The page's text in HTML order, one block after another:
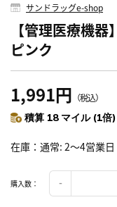
サンドラッグe-shop
【管理医療機
ピンク
1,991円 （税込）
積算 18 マイル (1倍)
在庫 通常: 2～4営業
購入数：